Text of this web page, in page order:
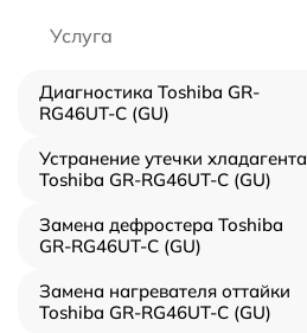
Услуга
Диагностика Toshiba GR-
RG46UT-C (GU)
Устранение утечки хладагента
Toshiba GR-RG46UT-C (GU)
Замена дефростера Toshiba
GR-RG46UT-C (GU)
Замена нагревателя оттайки
Toshiba GR-RG46UT-C (GU)